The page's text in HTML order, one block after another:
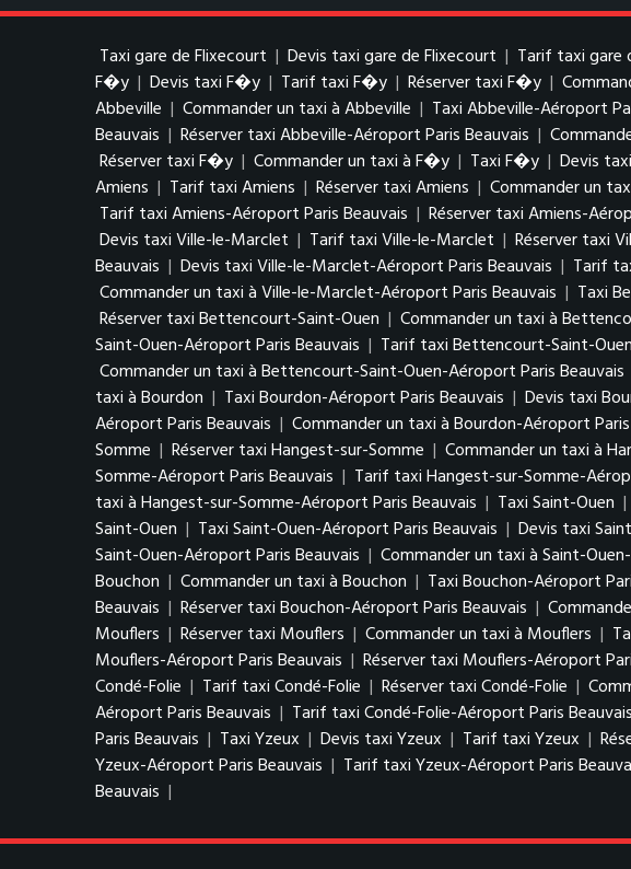
Taxi gare de Flixecourt | Devis taxi gare de Flixecourt | Tarif taxi gare
F�y | Devis taxi F�y | Tarif taxi F�y | Réserver taxi F�y |
Abbeville | Commander un taxi à Abbeville | Taxi Abbeville-Aéroport
Beauvais | Réserver taxi Abbeville-Aéroport Paris Beauvais |
Réserver taxi F�y | Commander un taxi à F�y | Taxi F�y | Devis
Amiens | Tarif taxi Amiens | Réserver taxi Amiens | Commander un
Tarif taxi Amiens-Aéroport Paris Beauvais | Réserver taxi Amiens-
Devis taxi Ville-le-Marclet | Tarif taxi Ville-le-Marclet | Réserver taxi
Beauvais | Devis taxi Ville-le-Marclet-Aéroport Paris Beauvais | Tarif
Commander un taxi à Ville-le-Marclet-Aéroport Paris Beauvais | Taxi
Réserver taxi Bettencourt-Saint-Ouen | Commander un taxi à
Saint-Ouen-Aéroport Paris Beauvais | Tarif taxi Bettencourt-Saint-
Commander un taxi à Bettencourt-Saint-Ouen-Aéroport Paris Beauvais
taxi à Bourdon | Taxi Bourdon-Aéroport Paris Beauvais | Devis taxi
Aéroport Paris Beauvais | Commander un taxi à Bourdon-Aéroport
Somme | Réserver taxi Hangest-sur-Somme | Commander un taxi à
Somme-Aéroport Paris Beauvais | Tarif taxi Hangest-sur-Somme-
taxi à Hangest-sur-Somme-Aéroport Paris Beauvais | Taxi Saint-Ouen |
Saint-Ouen | Taxi Saint-Ouen-Aéroport Paris Beauvais | Devis taxi
Saint-Ouen-Aéroport Paris Beauvais | Commander un taxi à Saint-
Bouchon | Commander un taxi à Bouchon | Taxi Bouchon-Aéroport
Beauvais | Réserver taxi Bouchon-Aéroport Paris Beauvais |
Mouflers | Réserver taxi Mouflers | Commander un taxi à Mouflers |
Mouflers-Aéroport Paris Beauvais | Réserver taxi Mouflers-Aéroport
Condé-Folie | Tarif taxi Condé-Folie | Réserver taxi Condé-Folie |
Aéroport Paris Beauvais | Tarif taxi Condé-Folie-Aéroport Paris Beauvais
Paris Beauvais | Taxi Yzeux | Devis taxi Yzeux | Tarif taxi Yzeux |
Yzeux-Aéroport Paris Beauvais | Tarif taxi Yzeux-Aéroport Paris
Beauvais |